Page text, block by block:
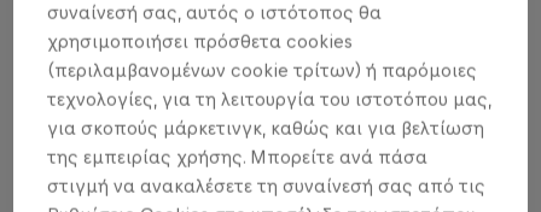
δημιουργήσουν ένα νέο λογαριασμό στο
να τον συνδέσουν με το αντίστοιχο παιχνίδι που
θέλουν να παίξουν. Οποιοσδήποτε πάνω από την
ηλικία των 16 μπορεί να στεφθεί πρωταθλητής. Θα
είσαι εσύ αυτός;
Αν είσαικάτω από 18 ετών, απαιτείται έγγραφη
συναίνεσή σας, αυτός ο ιστότοπος θα
χρησιμοποιήσει πρόσθετα cookies
(περιλαμβανομένων cookie τρίτων) ή παρόμοιες
τεχνολογίες, για τη λειτουργία του ιστοτόπου μας,
για σκοπούς μάρκετινγκ, καθώς και για βελτίωση
της εμπειρίας χρήσης. Μπορείτε ανά πάσα
στιγμή να ανακαλέσετε τη συναίνεσή σας από τις